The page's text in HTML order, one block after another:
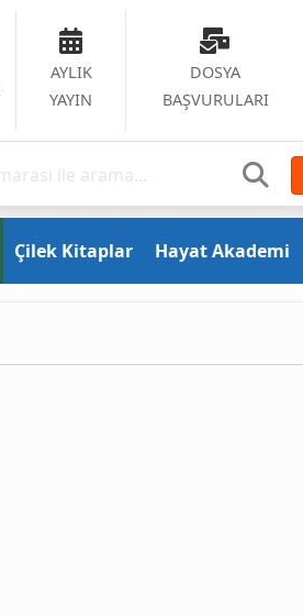
AYLIK
YAYIN
DOSYA
BAŞVURULARI
Çilek Kitaplar Hayat Akademi